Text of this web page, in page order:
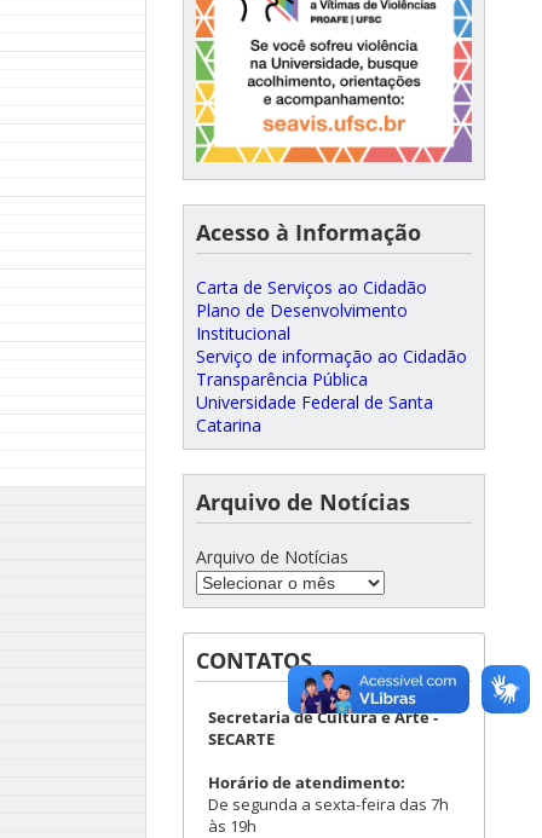
Acesso à Informação
Carta de Serviços ao Cidadão
Plano de Desenvolvimento
Institucional
Serviço de informação ao Cidadão
Transparência Pública
Universidade Federal de Santa
Catarina
Arquivo de Notícias
Arquivo de Notícias
CONTATOS
Secretaria de Cultura e Arte -
SECARTE
Horário de atendimento:
De segunda a sexta-feira das 7h
às 19h